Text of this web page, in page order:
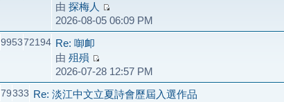
由 探梅人
2026-08-05 06:09 PM
995372194 Re: 啣卹
由 殂殞
2026-07-28 12:57 PM
79333 Re: 淡江中文立夏詩會歷屆入選作品